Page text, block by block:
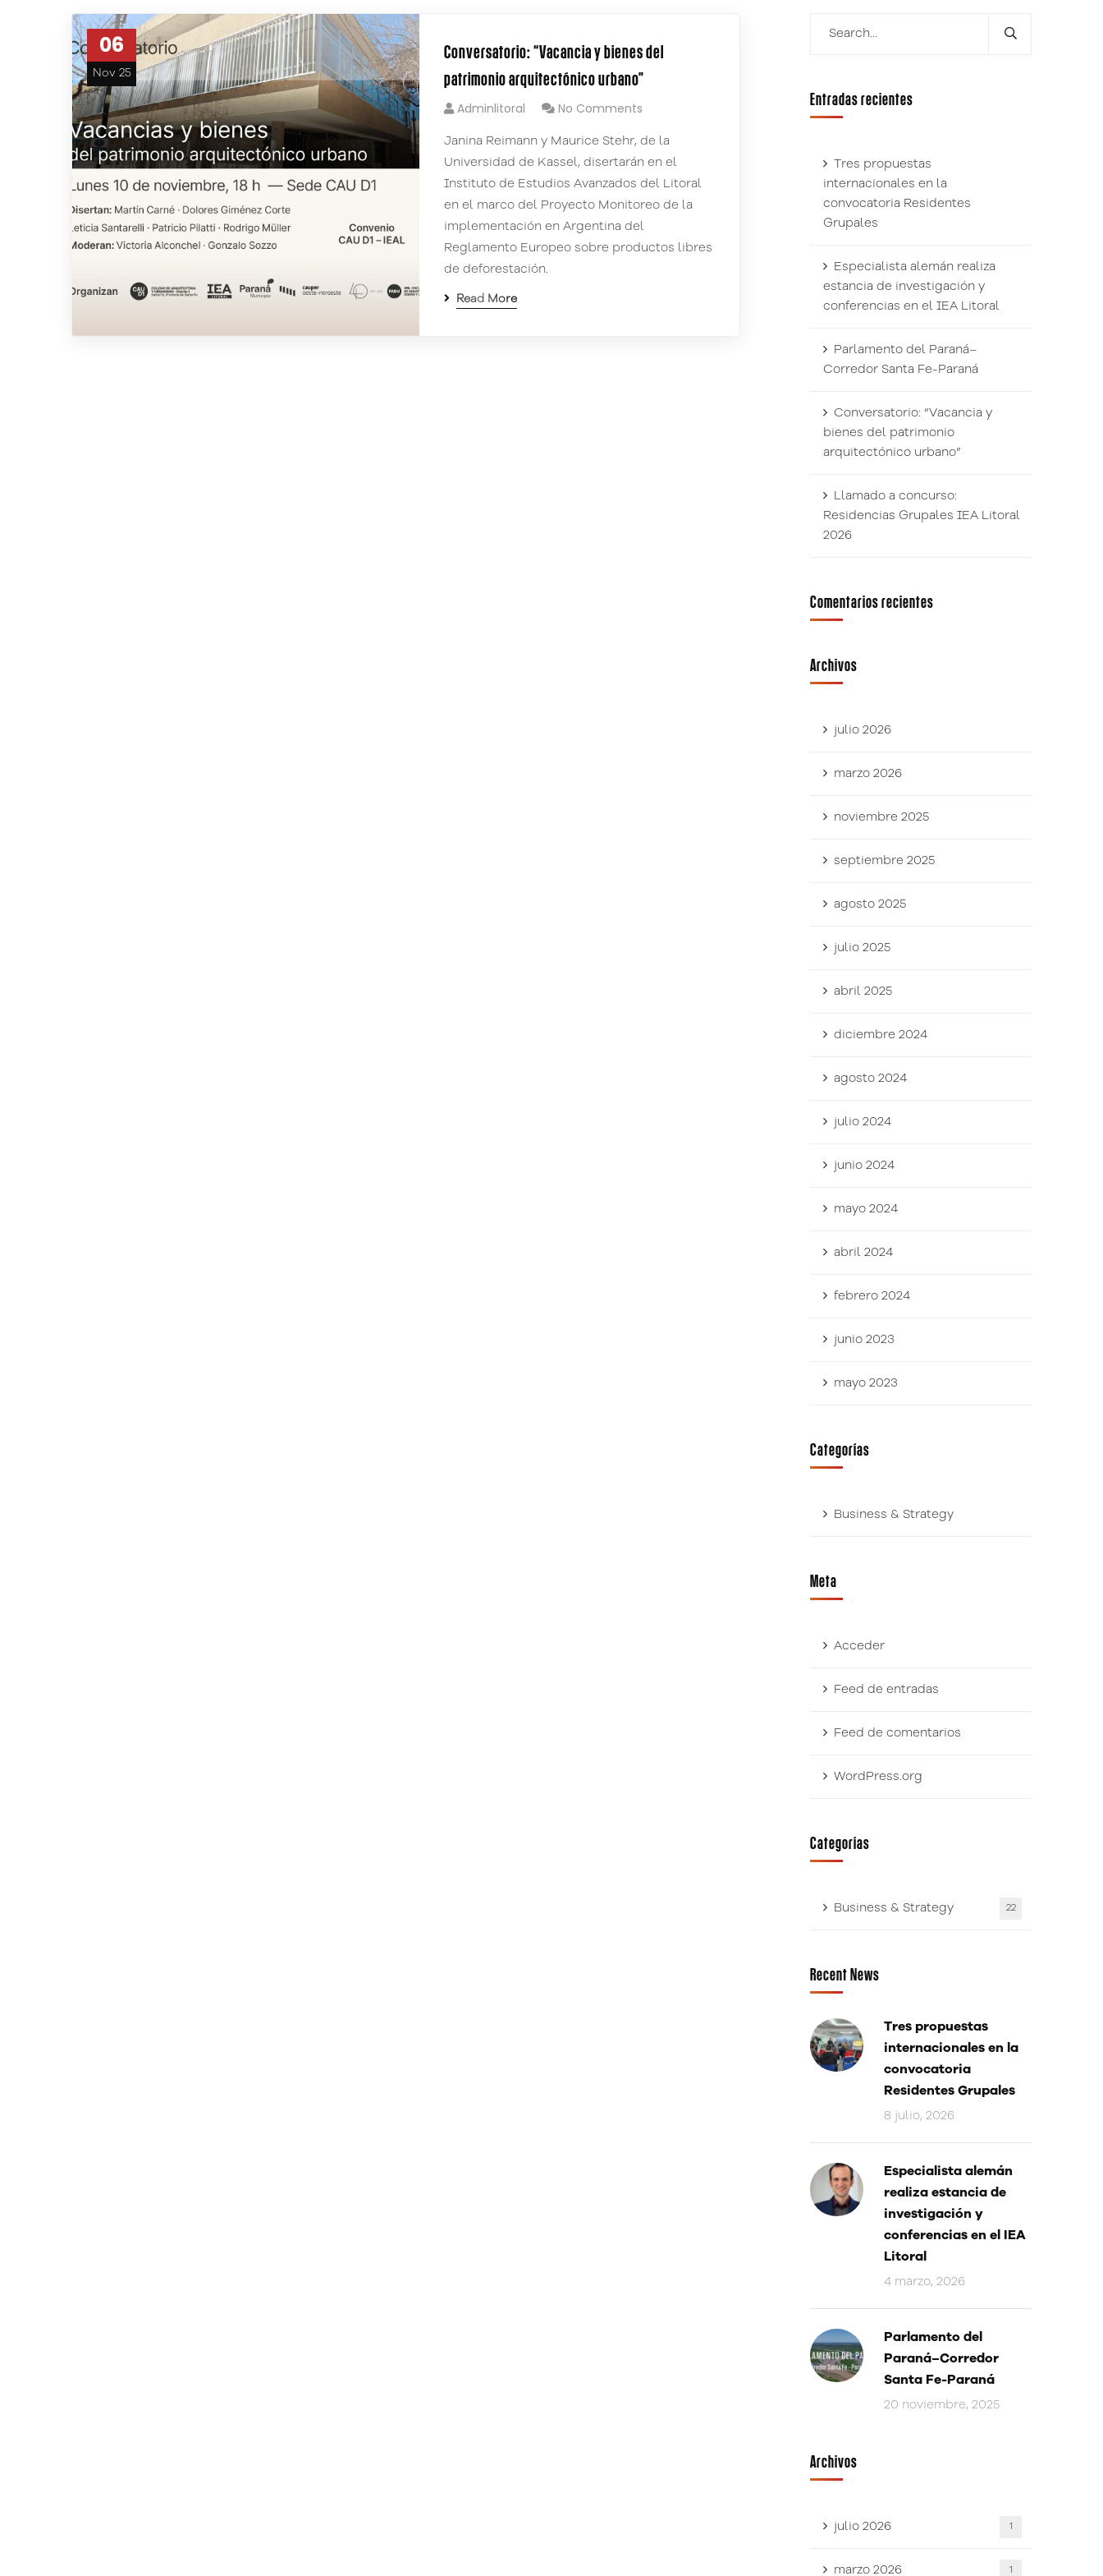
06
Nov 25
Conversatorio: “Vacancia y bienes del
patrimonio arquitectónico urbano”
Adminlitoral No Comments
Janina Reimann y Maurice Stehr, de la
Universidad de Kassel, disertarán en el
Instituto de Estudios Avanzados del Litoral
en el marco del Proyecto Monitoreo de la
implementación en Argentina del
Reglamento Europeo sobre productos libres
de deforestación.
Read More
Entradas recientes
Tres propuestas
internacionales en la
convocatoria Residentes
Grupales
Especialista alemán realiza
estancia de investigación y
conferencias en el IEA Litoral
Parlamento del Paraná–
Corredor Santa Fe-Paraná
Conversatorio: “Vacancia y
bienes del patrimonio
arquitectónico urbano”
Llamado a concurso:
Residencias Grupales IEA Litoral
2026
Comentarios recientes
Archivos
julio 2026
marzo 2026
noviembre 2025
septiembre 2025
agosto 2025
julio 2025
abril 2025
diciembre 2024
agosto 2024
julio 2024
junio 2024
mayo 2024
abril 2024
febrero 2024
junio 2023
mayo 2023
Categorías
Business & Strategy
Meta
Acceder
Feed de entradas
Feed de comentarios
WordPress.org
Categorías
Business & Strategy 22
Recent News
Tres propuestas
internacionales en la
convocatoria
Residentes Grupales
8 julio, 2026
Especialista alemán
realiza estancia de
investigación y
conferencias en el IEA
Litoral
4 marzo, 2026
Parlamento del
Paraná–Corredor
Santa Fe-Paraná
20 noviembre, 2025
Archivos
julio 2026 1
marzo 2026 1